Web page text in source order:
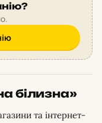
білизна»
та інтернет-